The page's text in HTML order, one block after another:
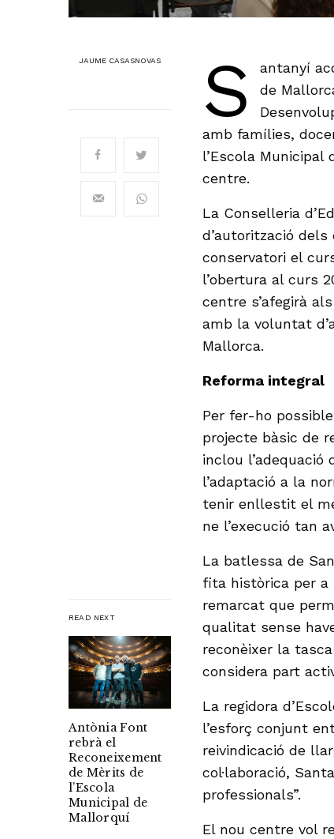
JAUME CASASNOVAS
READ NEXT
Antònia Font
rebrà el
Reconeixement
de Mèrits de
l’Escola
Municipal de
Mallorquí
S
antanyí
de
amb famílies,
l’Escola
centre.
La Conselleria
d’autorització
conservatori el
l’obertura al curs
centre s’afegirà
amb la voluntat
Mallorca.
Reforma integral
Per fer-ho
projecte bàsic de
inclou
l’adaptació a la
tenir enllestit el
ne l’execució tan
La batlessa de
fita històrica per a
remarcat que
qualitat sense
reconèixer la tasca
considera part
La regidora
l’esforç conjunt
reivindicació de
col·laboració,
professionals”.
El nou centre vol